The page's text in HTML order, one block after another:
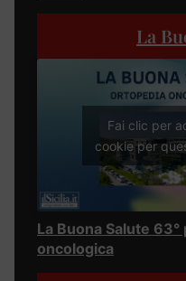
La
Fai clic per
cookie per
La Buona Salute
oncologica